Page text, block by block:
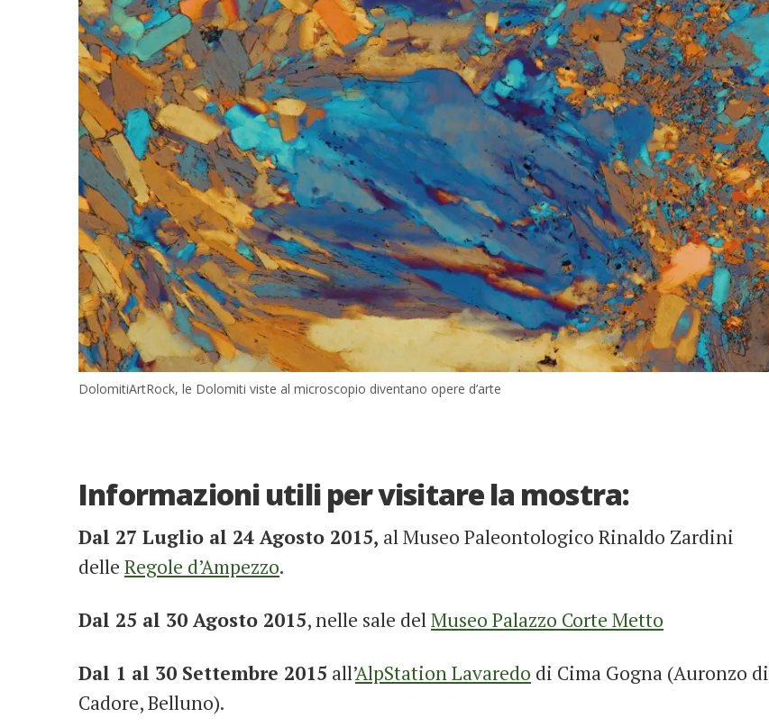
DolomitiArtRock, le Dolomiti viste al microscopio diventano opere d’arte
Informazioni utili per visitare la mostra:
Dal 27 Luglio al 24 Agosto 2015, al Museo Paleontologico Rinaldo Zardini
delle Regole d’Ampezzo.
Dal 25 al 30 Agosto 2015, nelle sale delMuseo Palazzo Corte Metto
Dal 1 al 30 Settembre 2015 all’AlpStation Lavaredo di Cima Gogna (Auronzo di
Cadore, Belluno).